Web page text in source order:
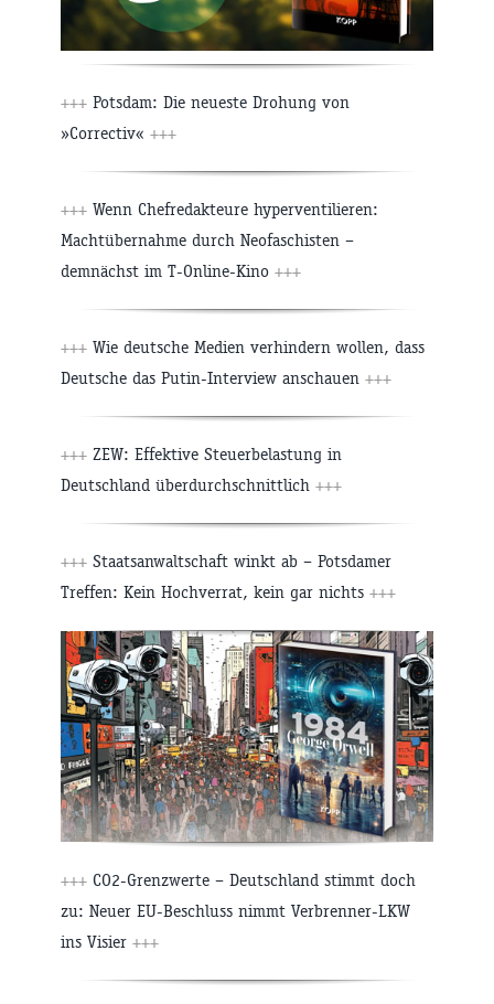
+++ Potsdam: Die neueste Drohung von
»Correctiv« +++
+++ Wenn Chefredakteure hyperventilieren:
Machtübernahme durch Neofaschisten –
demnächst im T-Online-Kino +++
+++ Wie deutsche Medien verhindern wollen, dass
Deutsche das Putin-Interview anschauen +++
+++ ZEW: Effektive Steuerbelastung in
Deutschland überdurchschnittlich +++
+++ Staatsanwaltschaft winkt ab – Potsdamer
Treffen: Kein Hochverrat, kein gar nichts +++
+++ CO2-Grenzwerte – Deutschland stimmt doch
zu: Neuer EU-Beschluss nimmt Verbrenner-LKW
ins Visier +++